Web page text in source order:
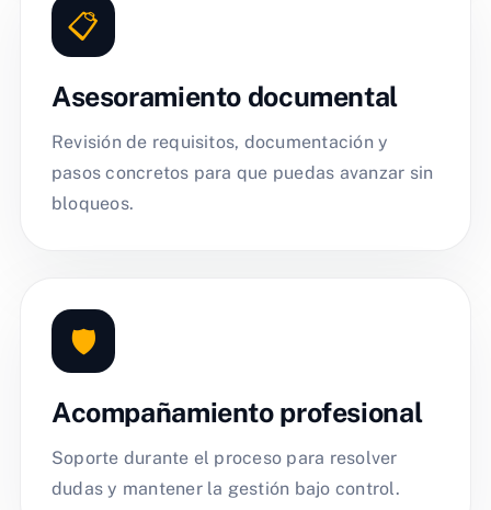
📋
Asesoramiento documental
Revisión de requisitos, documentación y
pasos concretos para que puedas avanzar sin
bloqueos.
🛡️
Acompañamiento profesional
Soporte durante el proceso para resolver
dudas y mantener la gestión bajo control.